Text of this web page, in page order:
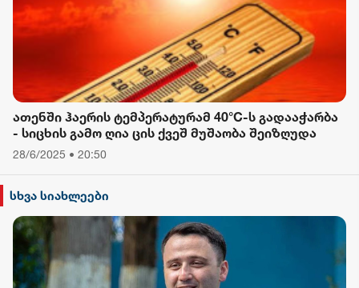
ათენში ჰაერის ტემპერატურამ 40°C-ს გადააჭარბა
- სიცხის გამო ღია ცის ქვეშ მუშაობა შეიზღუდა
28/6/2025 • 20:50
სხვა სიახლეები